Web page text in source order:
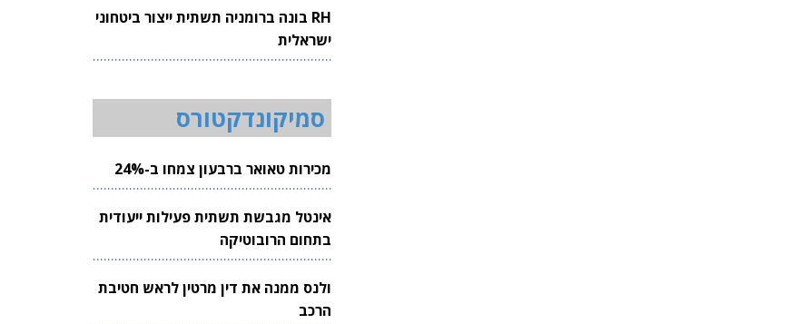
RH בונה ברומניה תשתית ייצור ביטחוני
ישראלית
סמיקונדקטורס
מכירות טאואר ברבעון צמחו ב-24%
אינטל מגבשת תשתית פעילות ייעודית
בתחום הרובוטיקה
ולנס ממנה את דין מרטין לראש חטיבת
הרכב